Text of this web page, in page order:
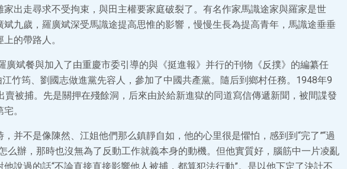
家出走尋求不受拘束，與田主權要家庭破裂了。有名作家馬識途家與羅家是世
斌九歲，羅廣斌深受馬識途提高思惟的影響，慢慢生長為提高青年，馬識途垂垂
的帶路人。
廣斌餐與加入了由重慶市委引導的與《挺進報》并行的刊物《反撲》的編纂任
竹筠、劉國志做進黨先容人，參加了中國共產黨。隨后到鄉村任務。1948年9
賣被捕。先是關押在殘餘洞，后來由於給新進獄的同道寫信傳遞新聞，被間諜發
。
并不是像陳然、江姐他們那么鎮靜自如，他的心里很是懼怕，感到到“完了”“過
么辦，那時也沒無為了反動工作就義本身的動機。但他實質好，腦筋中一片凌亂
說過的話“不論直接直接影響他人被捕，都算犯法行動”。是以他下定了決計不